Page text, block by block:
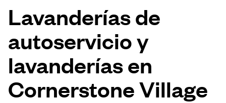
Precios y servicios
Quiénes somos
Lavanderías de
autoservicio y
lavanderías en
Cornerstone Village